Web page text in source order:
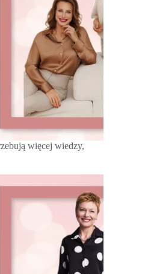
więcej wiedzy,